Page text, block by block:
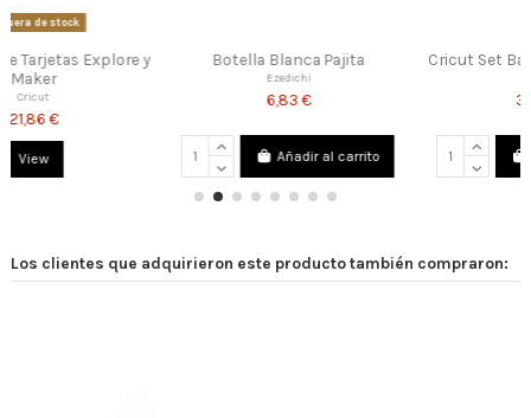
Botella Blanca Pajita
Añadir al carrito
Cricut Set Básico Herramientas
Añadir al carrito
Los clientes que adquirieron este producto también compraron: